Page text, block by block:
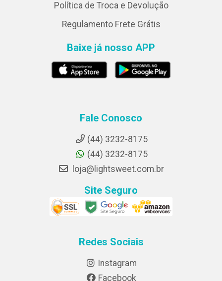
Política de Troca e Devolução
Regulamento Frete Grátis
Baixe já nosso APP
Fale Conosco
(44) 3232-8175
(44) 3232-8175
loja@lightsweet.com.br
Site Seguro
Redes Sociais
Instagram
Facebook